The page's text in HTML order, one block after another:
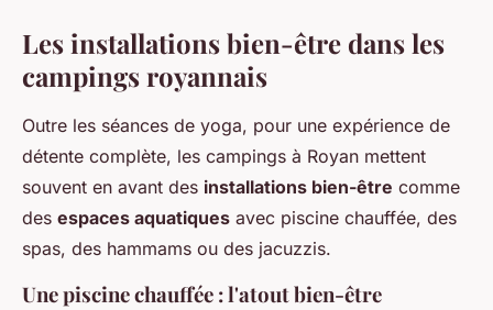
Les installations bien-être dans les
campings royannais
Outre les séances de yoga, pour une expérience de
détente complète, les campings à Royan mettent
souvent en avant des installations bien-être comme
des espaces aquatiques avec piscine chauffée, des
spas, des hammams ou des jacuzzis.
Une piscine chauffée : l'atout bien-être